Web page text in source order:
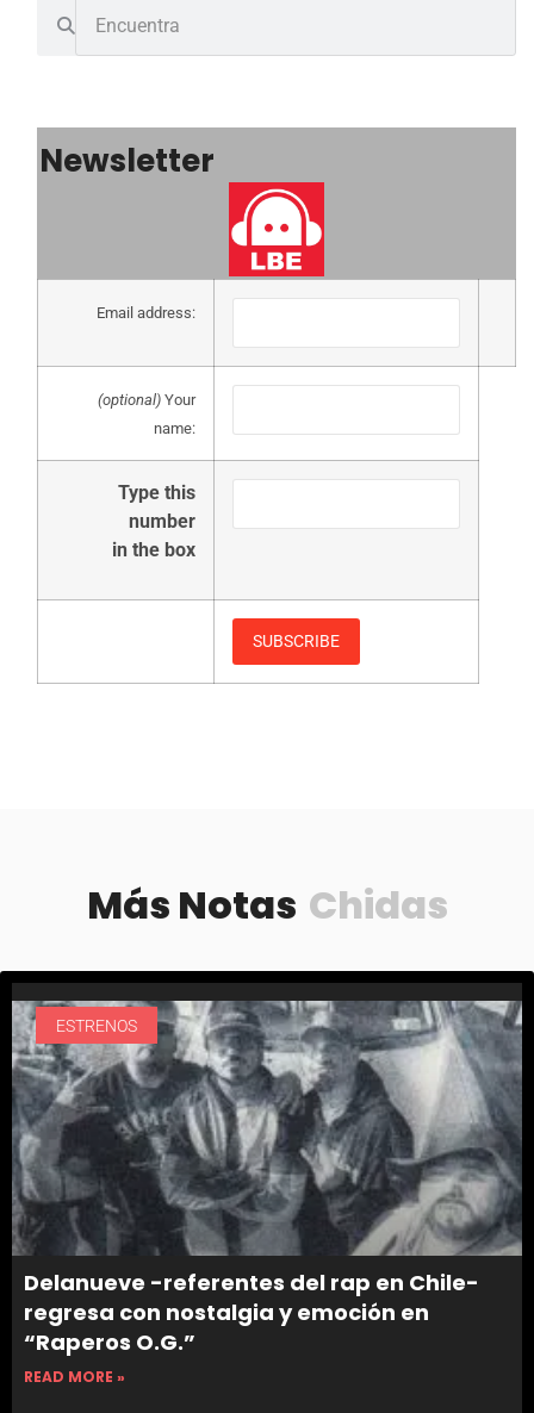
Newsletter
Email address:
(optional) Your
name:
Type this
number
in the box
Más Notas Chidas
ESTRENOS
Delanueve -referentes del rap en Chile-
regresa con nostalgia y emoción en
“Raperos O.G.”
READ MORE »